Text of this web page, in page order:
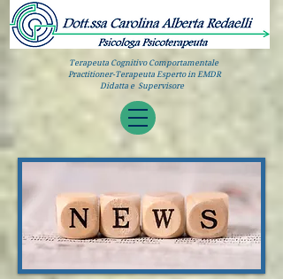
Terapeuta Cognitivo Comportamentale
Practitioner-Terapeuta Esperto in EMDR
Didatta e Supervisore